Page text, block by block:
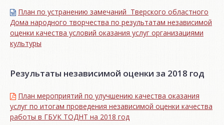
План по устранению замечаний Тверского областного
Дома народного творчества по результатам независимой
оценки качества условий оказания услуг организациями
культуры
Результаты независимой оценки за 2018 год
План мероприятий по улучшению качества оказания
услуг по итогам проведения независимой оценки качества
работы в ГБУК ТОДНТ на 2018 год